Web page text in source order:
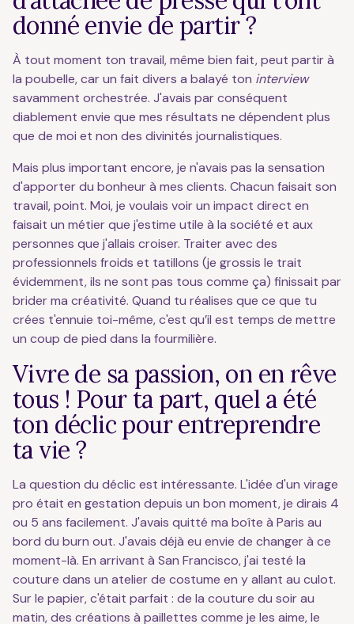
donné envie de partir ?
À tout moment ton travail, même bien fait, peut partir à
la poubelle, car un fait divers a balayé ton interview
savamment orchestrée. J'avais par conséquent
diablement envie que mes résultats ne dépendent plus
que de moi et non des divinités journalistiques.
Mais plus important encore, je n'avais pas la sensation
d'apporter du bonheur à mes clients. Chacun faisait son
travail, point. Moi, je voulais voir un impact direct en
faisait un métier que j'estime utile à la société et aux
personnes que j'allais croiser. Traiter avec des
professionnels froids et tatillons (je grossis le trait
évidemment, ils ne sont pas tous comme ça) finissait par
brider ma créativité. Quand tu réalises que ce que tu
crées t'ennuie toi-même, c'est qu’il est temps de mettre
un coup de pied dans la fourmilière.
Vivre de sa passion, on en rêve
tous ! Pour ta part, quel a été
ton déclic pour entreprendre
ta vie ?
La question du déclic est intéressante. L'idée d'un virage
pro était en gestation depuis un bon moment, je dirais 4
ou 5 ans facilement. J'avais quitté ma boîte à Paris au
bord du burn out. J'avais déjà eu envie de changer à ce
moment-là. En arrivant à San Francisco, j'ai testé la
couture dans un atelier de costume en y allant au culot.
Sur le papier, c'était parfait : de la couture du soir au
matin, des créations à paillettes comme je les aime, le